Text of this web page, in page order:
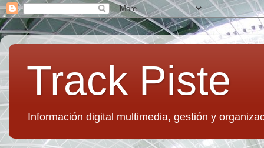
Track Piste
Información digital multimedia, gestión y